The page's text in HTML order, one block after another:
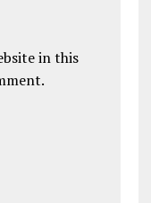
in this